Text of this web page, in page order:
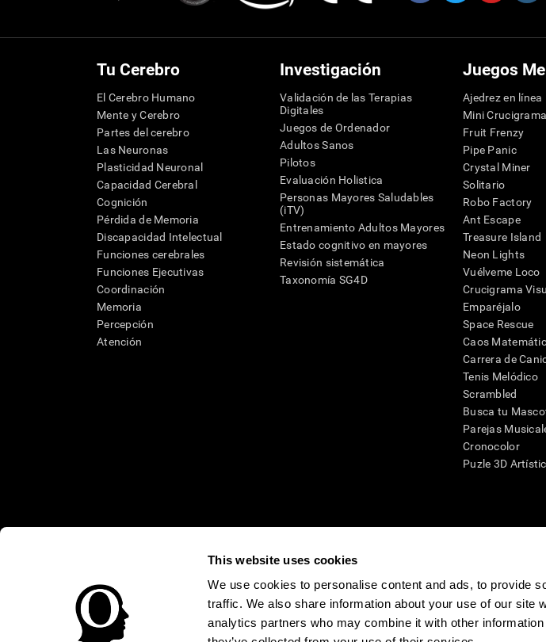
This website uses cookies
We use cookies to personalise content and ads, to provide
traffic. We also share information about your use of our site
analytics partners who may combine it with other
Tu Cerebro
El Cerebro Humano
Mente y Cerebro
Partes del cerebro
Las Neuronas
Plasticidad Neuronal
Capacidad Cerebral
Cognición
Pérdida de Memoria
Discapacidad Intelectual
Funciones cerebrales
Funciones Ejecutivas
Coordinación
Memoria
Percepción
Atención
Investigación
Validación de las Terapias
Digitales
Juegos de Ordenador
Adultos Sanos
Pilotos
Evaluación Holistica
Personas Mayores Saludables
(iTV)
Entrenamiento Adultos Mayores
Estado cognitivo en mayores
Revisión sistemática
Taxonomía SG4D
Juegos
Ajedrez en línea
Mini Crucigrama
Fruit Frenzy
Pipe Panic
Crystal Miner
Solitario
Robo Factory
Ant Escape
Treasure Island
Neon Lights
Vuélveme Loco
Crucigrama
Emparéjalo
Space Rescue
Caos
Carrera de
Tenis Melódico
Scrambled
Busca tu
Parejas
Cronocolor
Puzle 3D
* Las evaluaciones de CogniFit están diseñadas para detectar alteraciones y deterioro cognitivo con el fin de
clínico, los resultados de CogniFit (cuando son interpretados por un profesional de la salud cualificado), se
neuropsicológica (por ejemplo, un examen neuropsicológico completo). CogniFit no ofrece directamente un
puede ser realizada por un médico o psicólogo cualificado teniendo en cuenta una amplia gama de posibles
un dispositivo médico certicado por la FDA. El producto puede ser utilizado para estudios de investigación en
uso del producto debe hacerse en los sujetos humanos apropiados conforme al procedimiento dictado por el
sujeto humano nunca no podrán ser, en ningún caso, inferiores a las requeridas para cualquier sujeto de